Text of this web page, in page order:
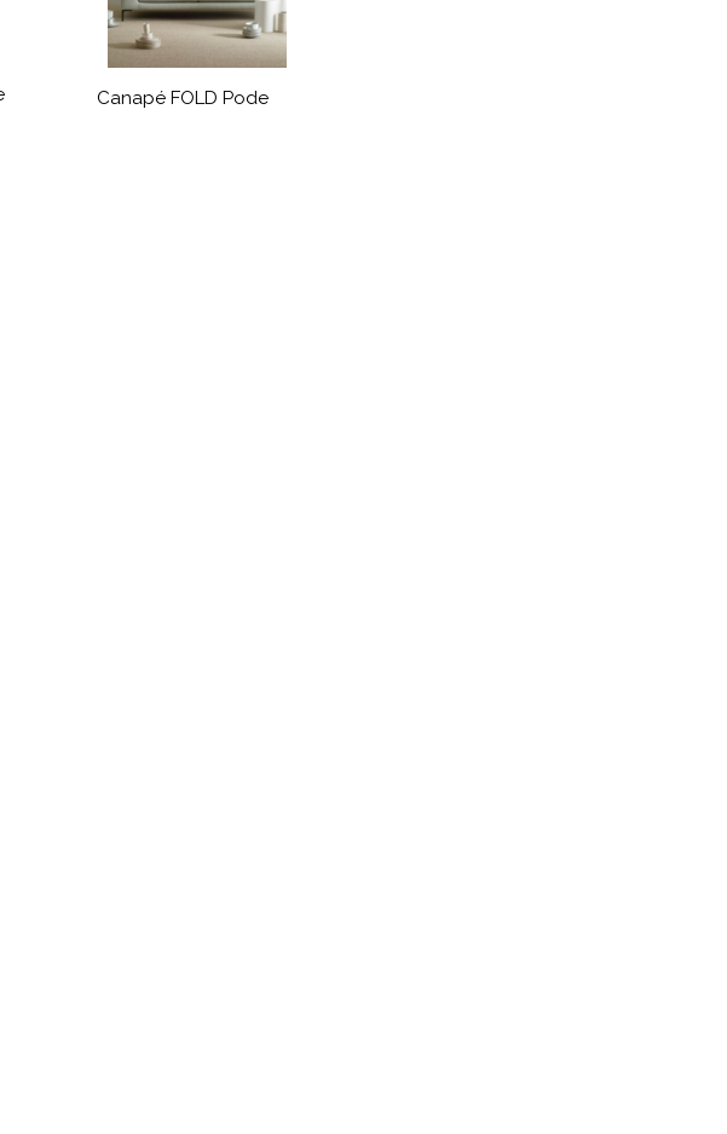
Canapé FOLD Pode